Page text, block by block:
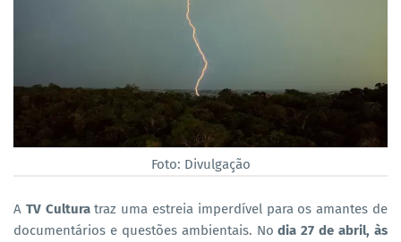
Foto: Divulgação
A TV Culturatraz uma estreia imperdível para os amantes de
documentários e questões ambientais. Nodia 27 de abril, às